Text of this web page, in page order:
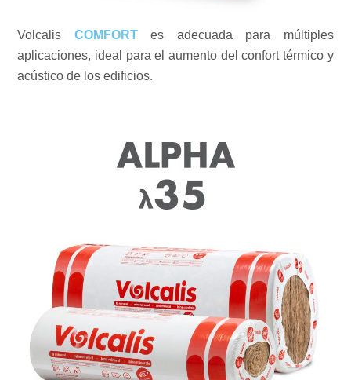
Volcalis COMFORTes adecuada para múltiples
aplicaciones, ideal para el aumento del confort térmico y
acústico de los edificios.